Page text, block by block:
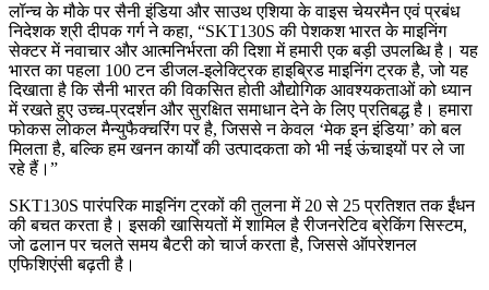
लॉन्च के मौके पर सैनी इंडिया और साउथ एशिया के वाइस चेयरमैन एवं प्रबंध
निदेशक श्री दीपक गर्ग ने कहा, “SKT130S की पेशकश भारत के माइनिंग
सेक्टर में नवाचार और आत्मनिर्भरता की दिशा में हमारी एक बड़ी उपलब्धि है। यह
भारत का पहला 100 टन डीजल-इलेक्ट्रिक हाइब्रिड माइनिंग ट्रक है, जो यह
दिखाता है कि सैनी भारत की विकसित होती औद्योगिक आवश्यकताओं को ध्यान
में रखते हुए उच्च-प्रदर्शन और सुरक्षित समाधान देने के लिए प्रतिबद्ध है। हमारा
फोकस लोकल मैन्युफैक्चरिंग पर है, जिससे न केवल ‘मेक इन इंडिया’ को बल
मिलता है, बल्कि हम खनन कार्यों की उत्पादकता को भी नई ऊंचाइयों पर ले जा
रहे हैं।”
SKT130S पारंपरिक माइनिंग ट्रकों की तुलना में 20 से 25 प्रतिशत तक ईंधन
की बचत करता है। इसकी खासियतों में शामिल है रीजनरेटिव ब्रेकिंग सिस्टम,
जो ढलान पर चलते समय बैटरी को चार्ज करता है, जिससे ऑपरेशनल
एफिशिएंसी बढ़ती है।